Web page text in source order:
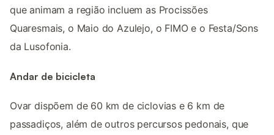
que animam a região incluem as Procissões
Quaresmais, o Maio do Azulejo, o FIMO e o Festa/Sons
da Lusofonia.
Andar de bicicleta
Ovar dispõem de 60 km de ciclovias e 6 km de
passadiços, além de outros percursos pedonais, que